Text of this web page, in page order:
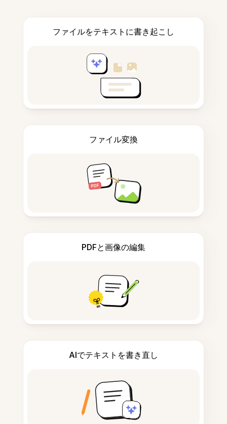
ファイルをテキストに書き起こし
ファイル変換
PDFと画像の編集
AIでテキストを書き直し